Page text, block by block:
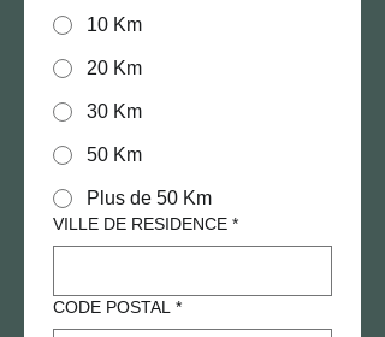
10 Km
20 Km
30 Km
50 Km
Plus de 50 Km
VILLE DE RESIDENCE *
CODE POSTAL *